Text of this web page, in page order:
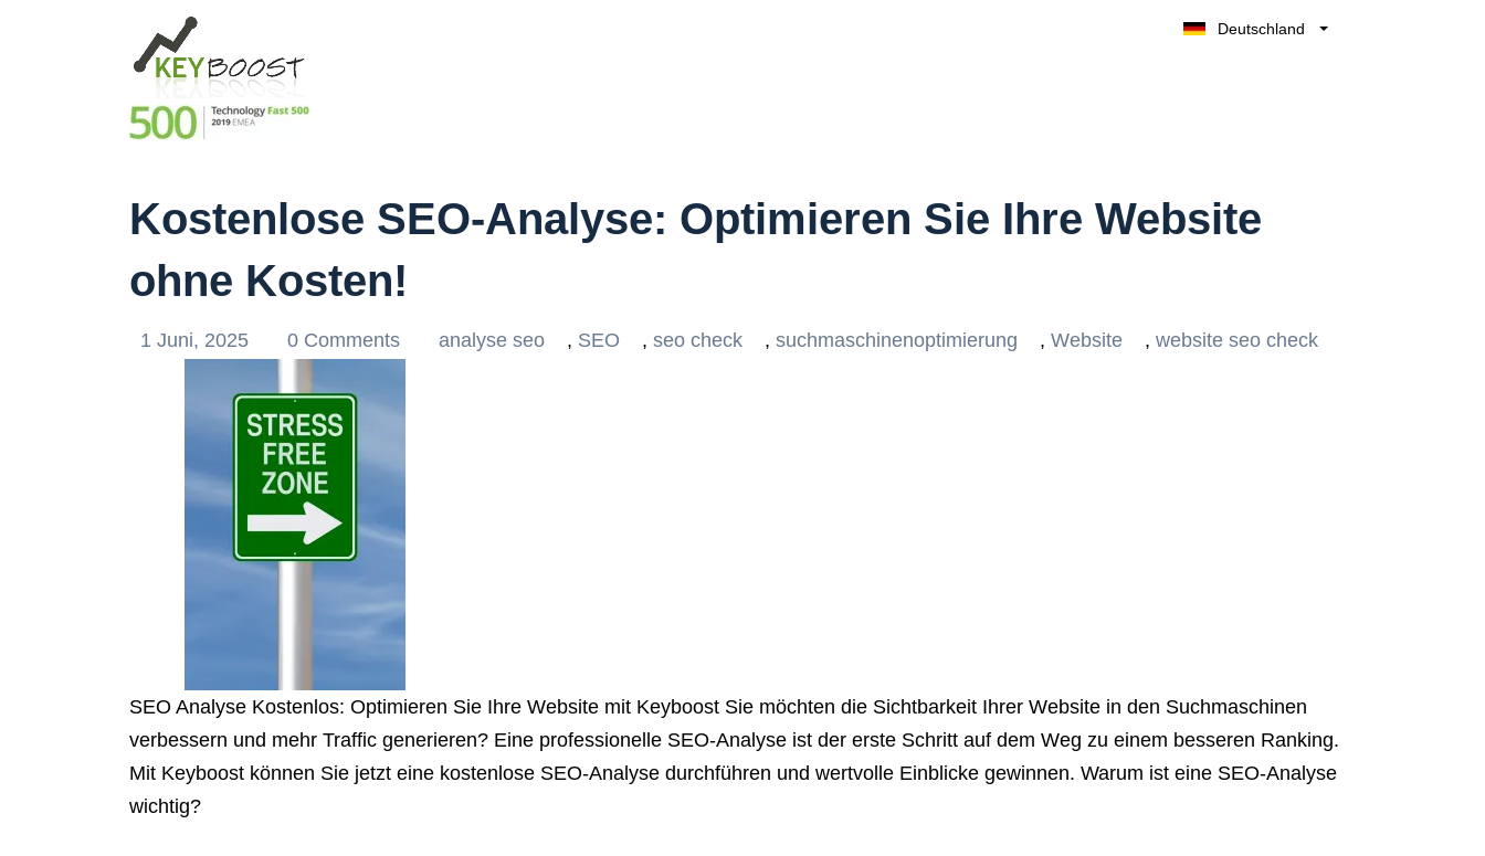
Deutschland
España
Kostenlose SEO-Analyse: Optimieren Sie Ihre Website
ohne Kosten!
1 Juni, 2025 0 Comments analyse seo , SEO , seo check , suchmaschinenoptimierung , Website , website seo check
SEO Analyse Kostenlos: Optimieren Sie Ihre Website mit Keyboost Sie möchten die Sichtbarkeit Ihrer Website in den Suchmaschinen
verbessern und mehr Traffic generieren? Eine professionelle SEO-Analyse ist der erste Schritt auf dem Weg zu einem besseren Ranking.
Mit Keyboost können Sie jetzt eine kostenlose SEO-Analyse durchführen und wertvolle Einblicke gewinnen. Warum ist eine SEO-Analyse
wichtig?